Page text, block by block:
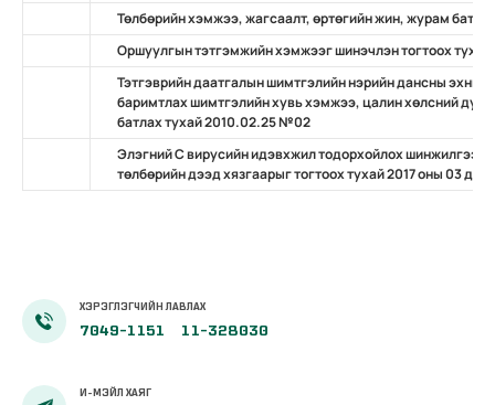
Төлбөрийн хэмжээ, жагсаалт, өртөгийн жин, журам
Оршуулгын тэтгэмжийн хэмжээг шинэчлэн тогтоох
Тэтгэврийн даатгалын шимтгэлийн нэрийн дансны
баримтлах шимтгэлийн хувь хэмжээ, цалин хөлсний
батлах тухай 2010.02.25 №02
Элэгний С вирусийн идэвхжил тодорхойлох
төлбөрийн дээд хязгаарыг тогтоох тухай 2017 оны 03
ХЭРЭГЛЭГЧИЙН ЛАВЛАХ
7049-1151 11-328030
И-МЭЙЛ ХАЯГ